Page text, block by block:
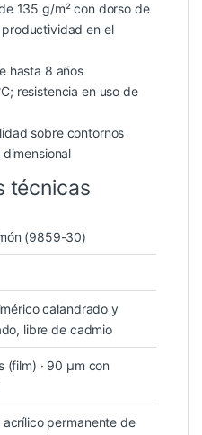
135 g/m² con dorso de
en el
hasta 8 años
resistencia en uso de
sobre contornos
técnicas
(9859-30)
calandrado y
libre de cadmio
(film) · 90 µm con
acrílico permanente de